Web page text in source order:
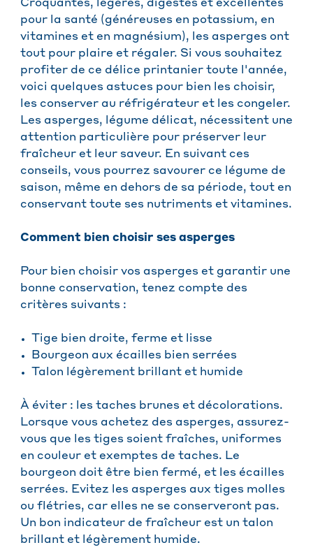
Croquantes, légères, digestes et excellentes
pour la santé (généreuses en potassium, en
vitamines et en magnésium), les asperges ont
tout pour plaire et régaler. Si vous souhaitez
profiter de ce délice printanier toute l'année,
voici quelques astuces pour bien les choisir,
les conserver au réfrigérateur et les congeler.
Les asperges, légume délicat, nécessitent une
attention particulière pour préserver leur
fraîcheur et leur saveur. En suivant ces
conseils, vous pourrez savourer ce légume de
saison, même en dehors de sa période, tout en
conservant toute ses nutriments et vitamines.
Comment bien choisir ses asperges
Pour bien choisir vos asperges et garantir une
bonne conservation, tenez compte des
critères suivants :
Tige bien droite, ferme et lisse
Bourgeon aux écailles bien serrées
Talon légèrement brillant et humide
À éviter : les taches brunes et décolorations.
Lorsque vous achetez des asperges, assurez-
vous que les tiges soient fraîches, uniformes
en couleur et exemptes de taches. Le
bourgeon doit être bien fermé, et les écailles
serrées. Evitez les asperges aux tiges molles
ou flétries, car elles ne se conserveront pas.
Un bon indicateur de fraîcheur est un talon
brillant et légèrement humide.